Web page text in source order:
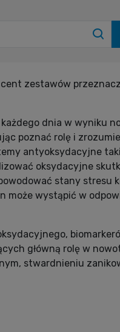
zestawów
dnia w wyniku
poznać rolę i
antyoksydacyjne
oksydacyjne
stany stresu
może wystąpić w
główną rolę w
stwardnieniu